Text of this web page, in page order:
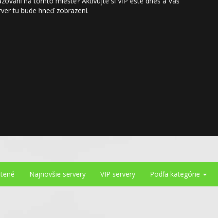
tu bude hneď zobrazení.
Najnovšie servery VIP servery Podľa kategórie